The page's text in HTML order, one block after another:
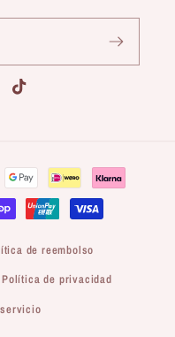
TikTok
de reembolso
Política de privacidad